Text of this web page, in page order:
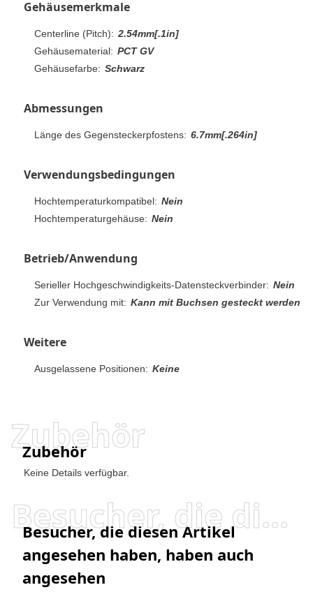
Gehäusemerkmale
Centerline (Pitch): 2.54mm[.1in]
Gehäusematerial: PCT GV
Gehäusefarbe: Schwarz
Abmessungen
Länge des Gegensteckerpfostens: 6.7mm[.264in]
Verwendungsbedingungen
Hochtemperaturkompatibel: Nein
Hochtemperaturgehäuse: Nein
Betrieb/Anwendung
Serieller Hochgeschwindigkeits-Datensteckverbinder: Nein
Zur Verwendung mit: Kann mit Buchsen gesteckt werden
Weitere
Ausgelassene Positionen: Keine
Zubehör
Zubehör
Keine Details verfügbar.
Besucher, die diesen Artikel angesehen haben, haben auch angesehen
Besucher, die diesen Artikel
angesehen haben, haben auch
angesehen